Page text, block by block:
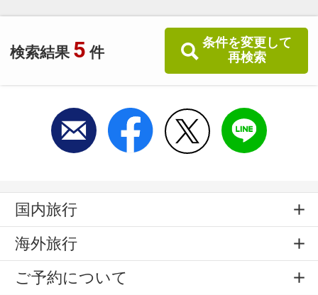
検索結果 5 件
条件を変更して
再検索
国内旅行
海外旅行
ご予約について